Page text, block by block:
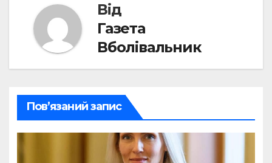
Від
Газета
Вболівальник
Пов’язаний запис